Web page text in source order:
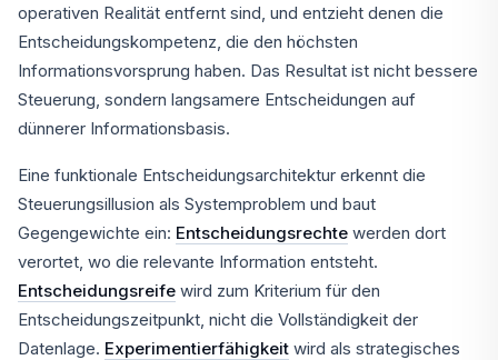
operativen Realität entfernt sind, und entzieht denen die
Entscheidungskompetenz, die den höchsten
Informationsvorsprung haben. Das Resultat ist nicht bessere
Steuerung, sondern langsamere Entscheidungen auf
dünnerer Informationsbasis.
Eine funktionale Entscheidungsarchitektur erkennt die
Steuerungsillusion als Systemproblem und baut
Gegengewichte ein: Entscheidungsrechte werden dort
verortet, wo die relevante Information entsteht.
Entscheidungsreife wird zum Kriterium für den
Entscheidungszeitpunkt, nicht die Vollständigkeit der
Datenlage. Experimentierfähigkeit wird als strategisches